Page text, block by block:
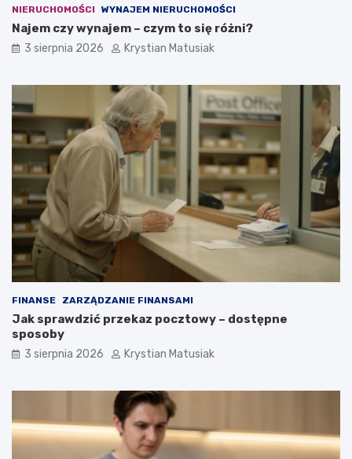
NIERUCHOMOŚCI WYNAJEM NIERUCHOMOŚCI
Najem czy wynajem – czym to się różni?
3 sierpnia 2026 Krystian Matusiak
FINANSE ZARZĄDZANIE FINANSAMI
Jak sprawdzić przekaz pocztowy – dostępne
sposoby
3 sierpnia 2026 Krystian Matusiak